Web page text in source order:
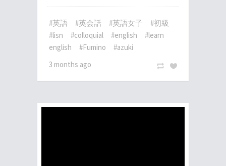
#英語 #英会話 #英語女子
#初級
#lisn
#colloquial #english
#learn
english
#Fumino
#azuki
3 months ago